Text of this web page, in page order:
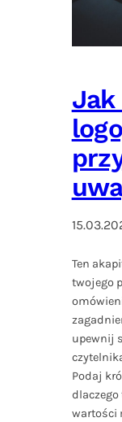
Ten
twojego
upewnij
Podaj
wartości